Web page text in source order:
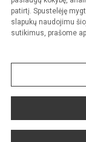
patirtį. Spustelėję
slapukų naudojimu
sutikimus, prašome
Sumanus